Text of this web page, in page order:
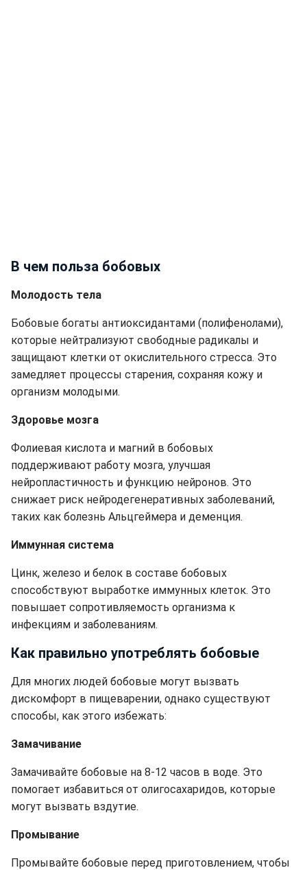
В чем польза бобовых
Молодость тела
Бобовые богаты антиоксидантами (полифенолами),
которые нейтрализуют свободные радикалы и
защищают клетки от окислительного стресса. Это
замедляет процессы старения, сохраняя кожу и
организм молодыми.
Здоровье мозга
Фолиевая кислота и магний в бобовых
поддерживают работу мозга, улучшая
нейропластичность и функцию нейронов. Это
снижает риск нейродегенеративных заболеваний,
таких как болезнь Альцгеймера и деменция.
Иммунная система
Цинк, железо и белок в составе бобовых
способствуют выработке иммунных клеток. Это
повышает сопротивляемость организма к
инфекциям и заболеваниям.
Как правильно употреблять бобовые
Для многих людей бобовые могут вызвать
дискомфорт в пищеварении, однако существуют
способы, как этого избежать:
Замачивание
Замачивайте бобовые на 8-12 часов в воде. Это
помогает избавиться от олигосахаридов, которые
могут вызвать вздутие.
Промывание
Промывайте бобовые перед приготовлением, чтобы